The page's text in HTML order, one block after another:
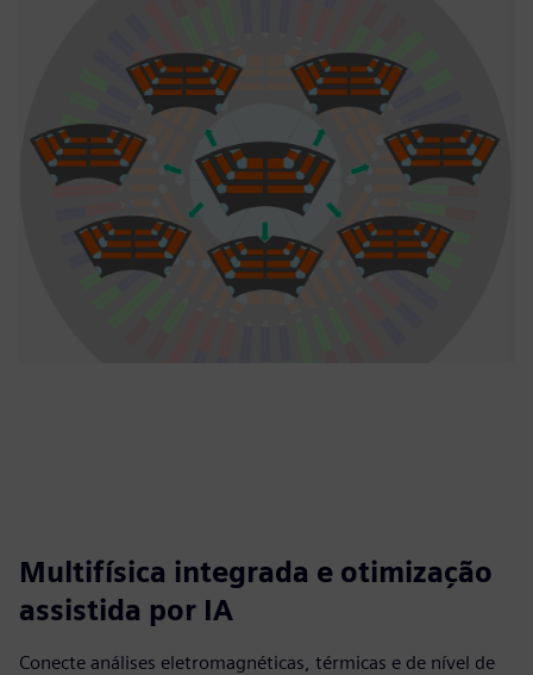
Multifísica integrada e otimização
assistida por IA
Conecte análises eletromagnéticas, térmicas e de nível de